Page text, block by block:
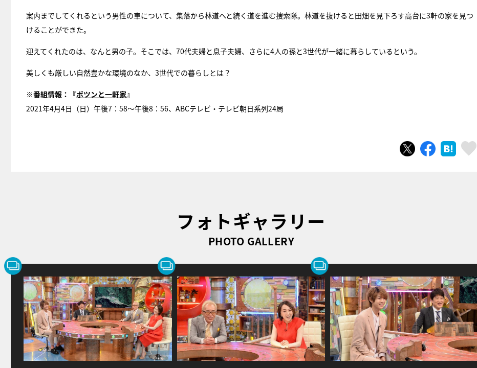
案内までしてくれるという男性の車について、集落から林道へと続く道を進む捜索隊。林道を抜けると田畑を見下ろす高台に3軒の家を見つ
けることができた。
迎えてくれたのは、なんと男の子。そこでは、70代夫婦と息子夫婦、さらに4人の孫と3世代が一緒に暮らしているという。
美しくも厳しい自然豊かな環境のなか、3世代での暮らしとは？
※番組情報：『ポツンと一軒家』
2021年4月4日（日）午後7：58～午後8：56、ABCテレビ・テレビ朝日系列24局
ツイートシェア はてブ
フォトギャラリー
PHOTO GALLERY